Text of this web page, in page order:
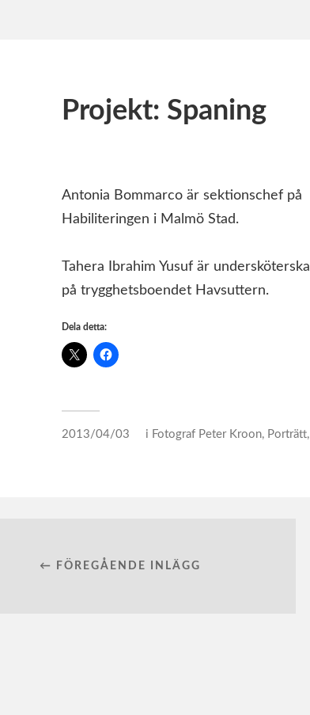
Projekt: Spaning
Antonia Bommarco är sektionschef på
Habiliteringen i Malmö Stad.
Tahera Ibrahim Yusuf är undersköterska
på trygghetsboendet Havsuttern.
Dela detta:
2013/04/03 i Fotograf Peter Kroon, Porträtt,
← FÖREGÅENDE INLÄGG